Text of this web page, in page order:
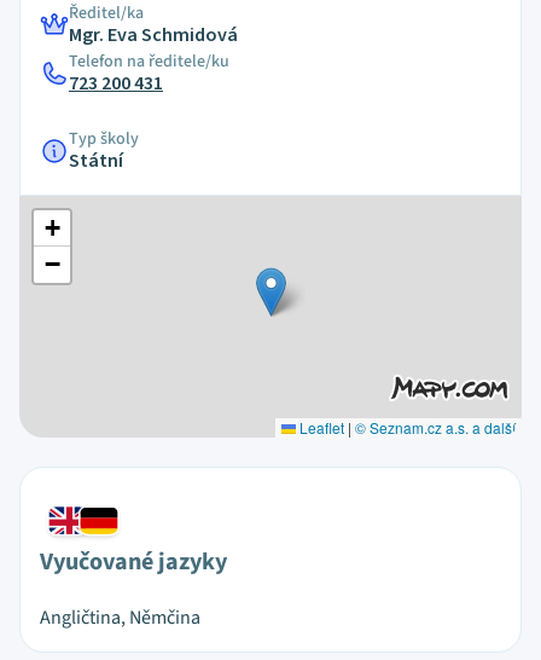
Ředitel/ka
Mgr. Eva Schmidová
Telefon na ředitele/ku
723 200 431
Typ školy
Státní
+
−
Leaflet | © Seznam.cz a.s. a další
Vyučované jazyky
Angličtina, Němčina